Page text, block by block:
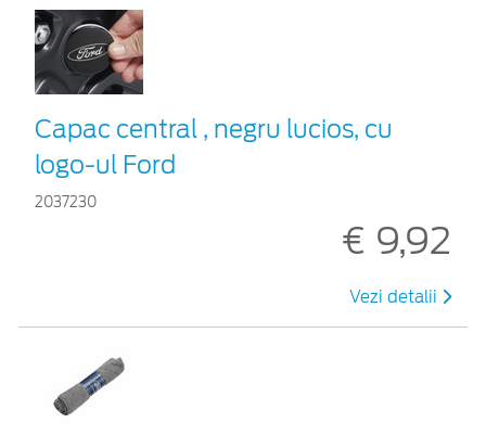
Capac central , negru lucios, cu
logo-ul Ford
2037230
€ 9,92
Vezi detalii